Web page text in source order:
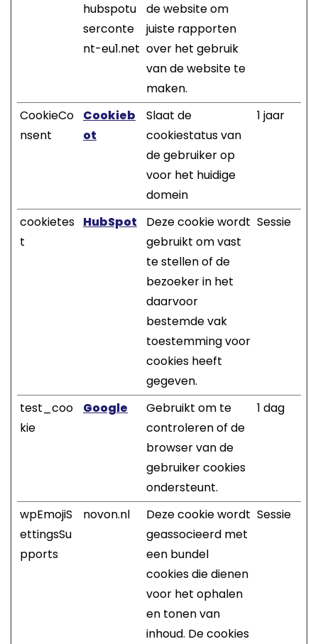
hubspotu
serconte
nt-eu1.net
de website om
juiste rapporten
over het gebruik
van de website te
maken.
CookieCo
nsent
Cookieb
ot
Slaat de
cookiestatus van
de gebruiker op
voor het huidige
domein
1 jaar
cookietes
t
HubSpot
Deze cookie wordt
gebruikt om vast
te stellen of de
bezoeker in het
daarvoor
bestemde vak
toestemming voor
cookies heeft
gegeven.
Sessie
test_coo
kie
Google
Gebruikt om te
controleren of de
browser van de
gebruiker cookies
ondersteunt.
1 dag
wpEmojiS
ettingsSu
pports
novon.nl
Deze cookie wordt
geassocieerd met
een bundel
cookies die dienen
voor het ophalen
en tonen van
inhoud. De cookies
Sessie